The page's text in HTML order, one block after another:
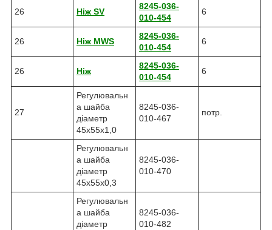
26 Ніж SV
8245-036-
010-454
6
26 Ніж MWS
8245-036-
010-454
6
26 Ніж
8245-036-
010-454
6
27
Регулювальн
а шайба
діаметр
45x55x1,0
8245-036-
010-467
потр.
Регулювальн
а шайба
діаметр
45x55x0,3
8245-036-
010-470
Регулювальн
а шайба
діаметр
8245-036-
010-482